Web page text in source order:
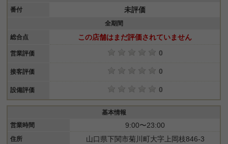
番付
未評価
全期間
総合点
この店舗はまだ評価されていません
営業評価 0
接客評価 0
設備評価 0
基本情報
営業時間
9:00〜23:00
住所 山口県下関市菊川町大字上岡枝846-3